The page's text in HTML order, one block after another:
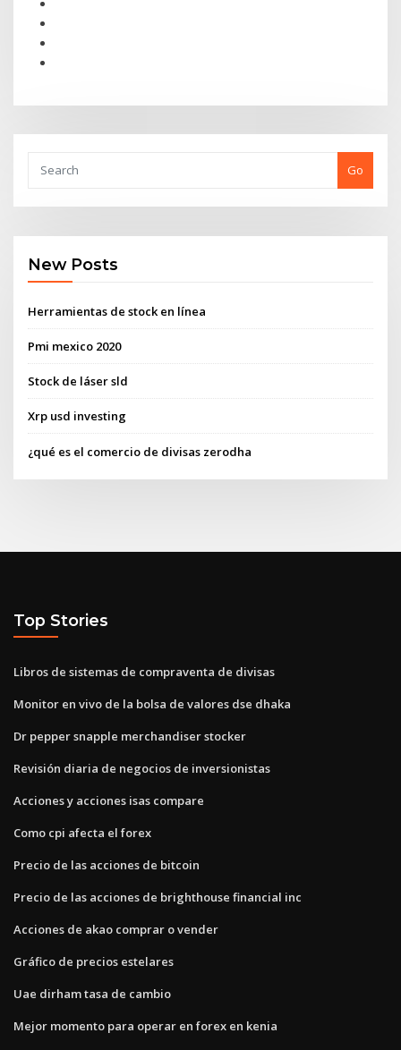
Go
New Posts
Herramientas de stock en línea
Pmi mexico 2020
Stock de láser sld
Xrp usd investing
¿qué es el comercio de divisas zerodha
Top Stories
Libros de sistemas de compraventa de divisas
Monitor en vivo de la bolsa de valores dse dhaka
Dr pepper snapple merchandiser stocker
Revisión diaria de negocios de inversionistas
Acciones y acciones isas compare
Como cpi afecta el forex
Precio de las acciones de bitcoin
Precio de las acciones de brighthouse financial inc
Acciones de akao comprar o vender
Gráfico de precios estelares
Uae dirham tasa de cambio
Mejor momento para operar en forex en kenia